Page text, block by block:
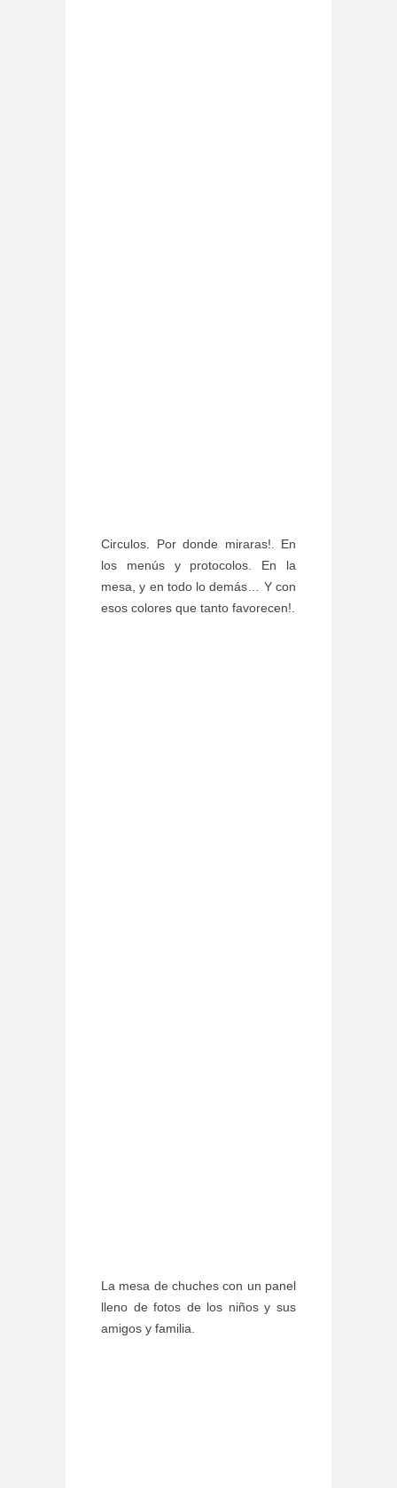
Circulos. Por donde miraras!. En
los menús y protocolos. En la
mesa, y en todo lo demás… Y con
esos colores que tanto favorecen!.
La mesa de chuches con un panel
lleno de fotos de los niños y sus
amigos y familia.